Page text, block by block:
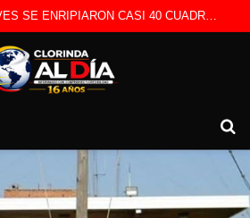
DURANTE EL JUEVES SE ENRIPIARON CASI 40 CUADRAS INFORMARON DESDE OBRAS PUBLICAS